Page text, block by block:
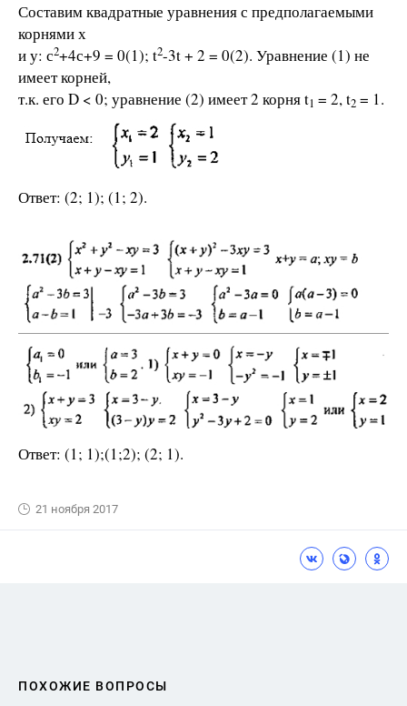
Составим квадратные уравнения с предполагаемыми
корнями х
и у: с2+4с+9 = 0(1); t2-3t + 2 = 0(2). Уравнение (1) не
имеет корней,
т.к. его D < 0; уравнение (2) имеет 2 корня t1 = 2, t2 = 1.
Ответ: (2; 1); (1; 2).
Ответ: (1; 1);(1;2); (2; 1).
21 ноября 2017
ПОХОЖИЕ ВОПРОСЫ